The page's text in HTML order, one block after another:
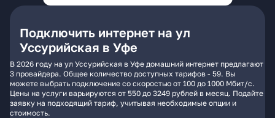
Подключить интернет на ул
Уссурийская в Уфе
В 2026 году на ул Уссурийская в Уфе домашний интернет предлагают
3 провайдера. Общее количество доступных тарифов - 59. Вы
можете выбрать подключение со скоростью от 100 до 1000 Мбит/с.
Цены на услуги варьируются от 550 до 3249 рублей в месяц. Подайте
заявку на подходящий тариф, учитывая необходимые опции и
стоимость.